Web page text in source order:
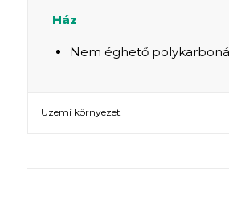
Ház
Nem éghető
Üzemi környezet